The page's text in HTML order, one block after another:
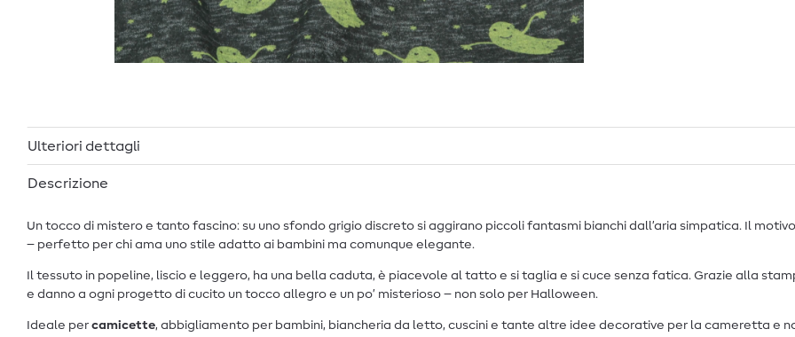
Ulteriori dettagli
Descrizione
Un tocco di mistero e tanto fascino: su uno sfondo grigio discreto si aggirano piccoli fantasmi bianchi dall’aria simpatica. Il
– perfetto per chi ama uno stile adatto ai bambini ma comunque elegante.
Il tessuto in popeline, liscio e leggero, ha una bella caduta, è piacevole al tatto e si taglia e si cuce senza fatica. Grazie alla
e danno a ogni progetto di cucito un tocco allegro e un po’ misterioso – non solo per Halloween.
Ideale per camicette, abbigliamento per bambini, biancheria da letto, cuscini e tante altre idee decorative per la cameretta e